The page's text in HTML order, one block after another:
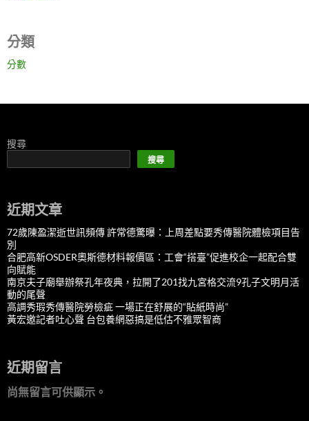
分類
分數
搜尋
搜尋
近期文章
72歲陳盈潔逝世訊頻傳 許常德驚曝：上周差點要秀傳醫院體檢項目告
別
合肥高新OSDER奧斯德材料報價區：工會“搭臺”促進校企一起配合雙
向賦能
南京夫子廟舉辦祭孔年夜典，拉開了201找九宮格交流9孔子文明月活
動的尾聲
高調秀瑕秀傳醫院勞檢疵 一場正在舒展的“貼紙時尚”
黃宏邀記者吐心聲 台包養網惡搞是低估不雅眾智商
近期留言
尚無留言可供顯示。